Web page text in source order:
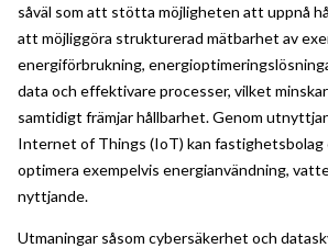
såväl som att stötta möjligheten att uppnå
att möjliggöra strukturerad mätbarhet av
energiförbrukning,
data och effektivare processer, vilket
samtidigt främjar hållbarhet. Genom
Internet of Things (IoT) kan fastighetsbolag
optimera exempelvis energianvändning,
nyttjande.
Utmaningar såsom cybersäkerhet och